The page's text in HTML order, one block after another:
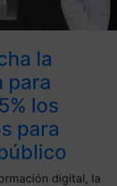
la
para
los
para
digital, la